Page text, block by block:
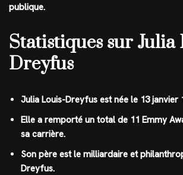
publique.
Statistiques sur Julia
Dreyfus
Julia Louis-Dreyfus est née le 13 janvier
Elle a remporté un total de 11 Emmy
sa carrière.
Son père est le milliardaire et
Dreyfus.